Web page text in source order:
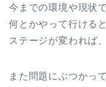
今までの環境や現状で
何とかやって行ける
ステージが変われば、
また問題にぶつかっ